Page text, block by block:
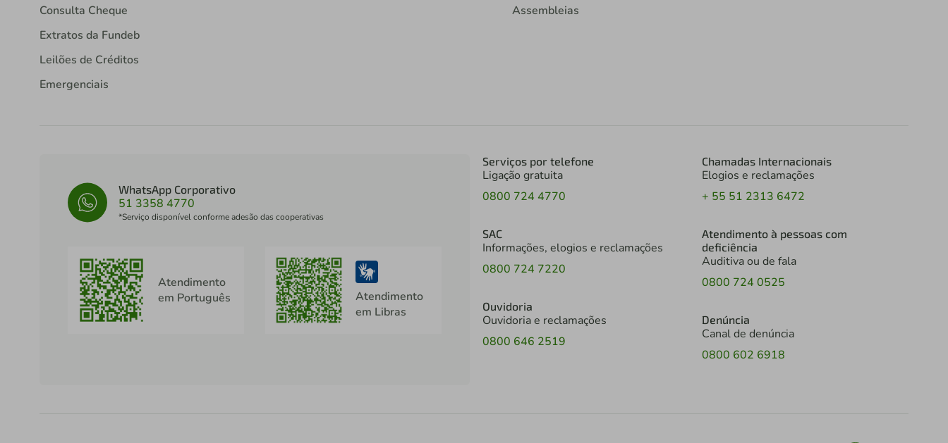
Consulta Cheque
Extratos da Fundeb
Leilões de Créditos
Emergenciais
Assembleias
WhatsApp Corporativo
51 3358 4770
*Serviço disponível conforme adesão das cooperativas
Atendimento
em Português
Atendimento
em Libras
Serviços por telefone
Ligação gratuita
0800 724 4770
SAC
Informações, elogios e reclamações
0800 724 7220
Ouvidoria
Ouvidoria e reclamações
0800 646 2519
Chamadas Internacionais
Elogios e reclamações
+ 55 51 2313 6472
Atendimento à pessoas com
deficiência
Auditiva ou de fala
0800 724 0525
Denúncia
Canal de denúncia
0800 602 6918